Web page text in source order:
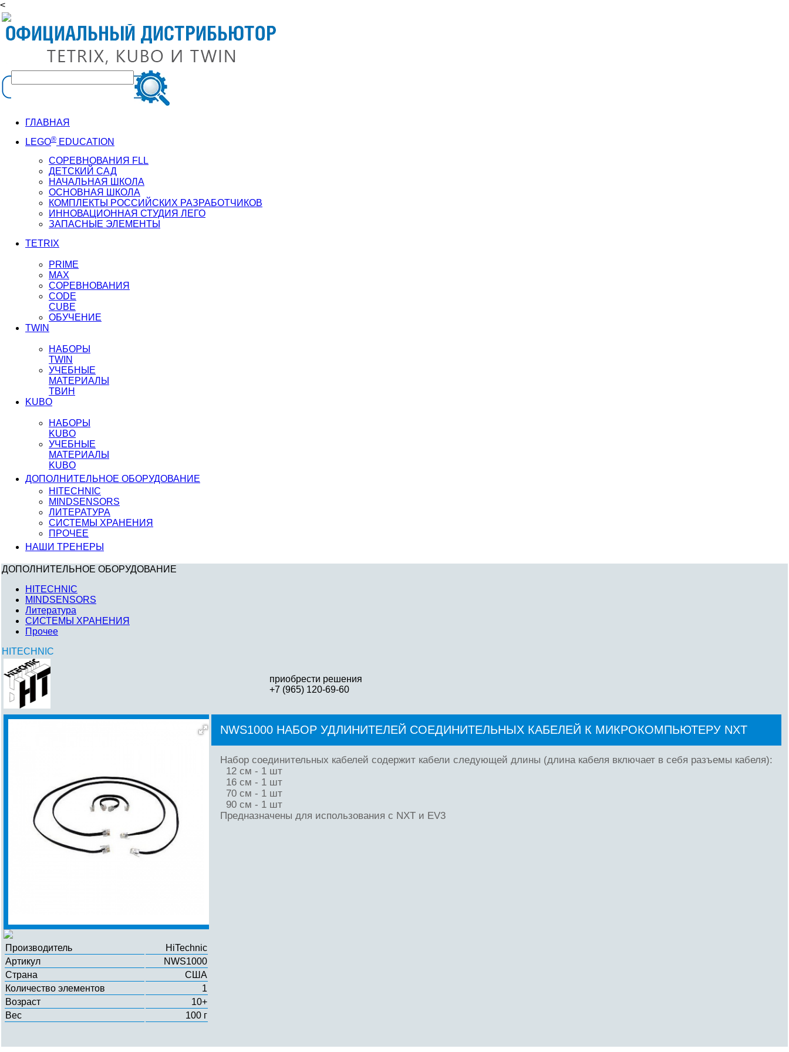
<
ГЛАВНАЯ
LEGO® EDUCATION
СОРЕВНОВАНИЯ FLL
ДЕТСКИЙ САД
НАЧАЛЬНАЯ ШКОЛА
ОСНОВНАЯ ШКОЛА
КОМПЛЕКТЫ РОССИЙСКИХ РАЗРАБОТЧИКОВ
ИННОВАЦИОННАЯ СТУДИЯ ЛЕГО
ЗАПАСНЫЕ ЭЛЕМЕНТЫ
TETRIX
PRIME
MAX
СОРЕВНОВАНИЯ
CODE
CUBE
ОБУЧЕНИЕ
TWIN
НАБОРЫ
TWIN
УЧЕБНЫЕ
МАТЕРИАЛЫ
ТВИН
KUBO
НАБОРЫ
KUBO
УЧЕБНЫЕ
МАТЕРИАЛЫ
KUBO
ДОПОЛНИТЕЛЬНОЕ ОБОРУДОВАНИЕ
HITECHNIC
MINDSENSORS
ЛИТЕРАТУРА
СИСТЕМЫ ХРАНЕНИЯ
ПРОЧЕЕ
НАШИ ТРЕНЕРЫ
ДОПОЛНИТЕЛЬНОЕ ОБОРУДОВАНИЕ
HITECHNIC
MINDSENSORS
Литература
СИСТЕМЫ ХРАНЕНИЯ
Прочее
HITECHNIC
приобрести решения
+7 (965) 120-69-60
Производитель
HiTechnic
Артикул
NWS1000
Страна
США
Количество элементов
1
Возраст
10+
Вес
100 г
NWS1000 НАБОР УДЛИНИТЕЛЕЙ СОЕДИНИТЕЛЬНЫХ КАБЕЛЕЙ К МИКРОКОМПЬЮТЕРУ NXT
Набор соединительных кабелей содержит кабели следующей длины (длина кабеля включает в себя разъемы кабеля):
12 см - 1 шт
16 см - 1 шт
70 см - 1 шт
90 см - 1 шт
Предназначены для использования с NXT и EV3